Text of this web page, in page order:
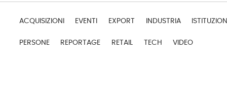
ACQUISIZIONI EVENTI EXPORT INDUSTRIA ISTITUZIONI
PERSONE REPORTAGE RETAIL TECH VIDEO